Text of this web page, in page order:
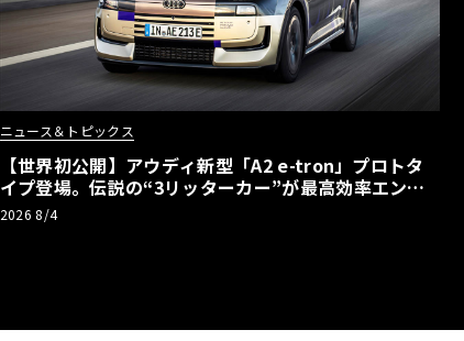
ニュース＆トピックス
【世界初公開】アウディ新型「A2 e-tron」プロトタ
イプ登場。伝説の“3リッターカー”が最高効率エント
リーBEVとして復活【画像38枚】
2026 8/4